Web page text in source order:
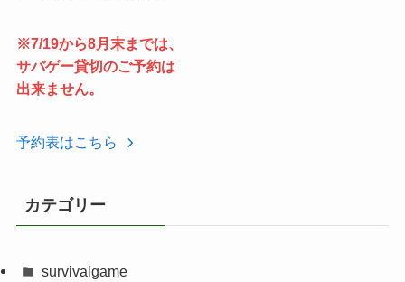
※7/19から8月末までは、
サバゲー貸切のご予約は
出来ません。
予約表はこちら
カテゴリー
survivalgame